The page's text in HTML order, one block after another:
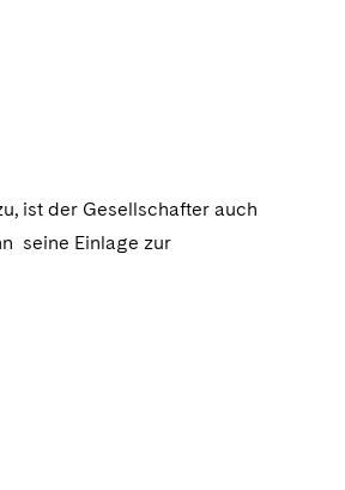
ist der Gesellschafter auch
seine Einlage zur